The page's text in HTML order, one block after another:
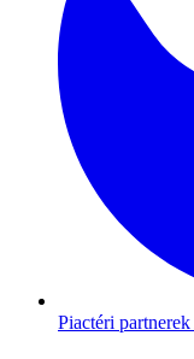
Piactéri partnerek